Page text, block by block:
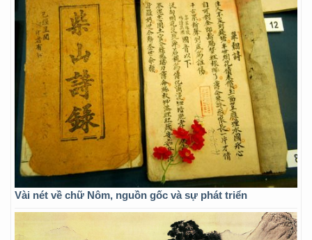
Vài nét về chữ Nôm, nguồn gốc và sự phát triển